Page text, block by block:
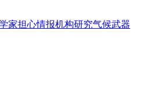
家担心情报机构研究气候武器